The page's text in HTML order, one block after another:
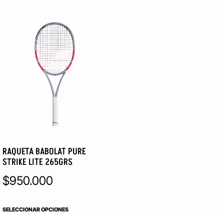
RAQUETA BABOLAT PURE
STRIKE LITE 265GRS
$950.000
SELECCIONAR OPCIONES